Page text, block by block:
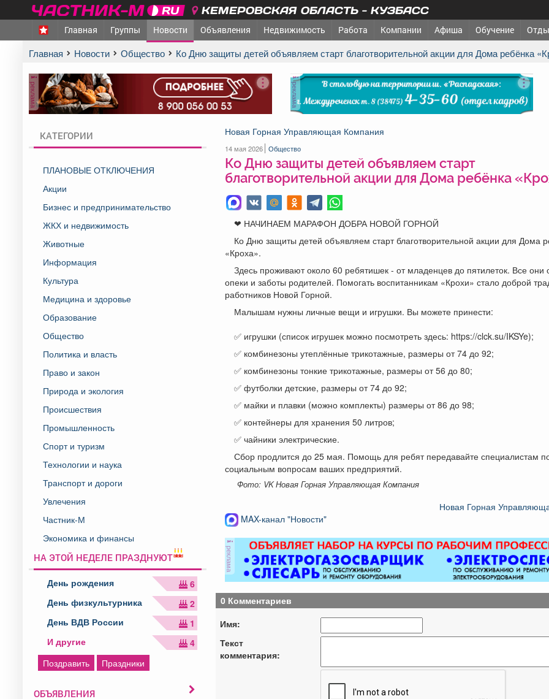
КЕМЕРОВСКАЯ ОБЛАСТЬ - КУЗБАСС
Главная Группы Новости Объявления Недвижимость Работа Компании Афиша Обучение
Главная Новости Общество Ко Дню защиты детей объявляем старт благотворительной акции для Дома ребёнка
реклама реклама
КАТЕГОРИИ
ПЛАНОВЫЕ ОТКЛЮЧЕНИЯ
Акции
Бизнес и предпринимательство
ЖКХ и недвижимость
Животные
Информация
Культура
Медицина и здоровье
Образование
Общество
Политика и власть
Право и закон
Природа и экология
Происшествия
Промышленность
Спорт и туризм
Технологии и наука
Транспорт и дороги
Увлечения
Частник-М
Экономика и финансы
НА ЭТОЙ НЕДЕЛЕ ПРАЗДНУЮТ
День рождения
6
День физкультурника
2
День ВДВ России
1
И другие
4
Поздравить
Праздники
ОБЪЯВЛЕНИЯ
Новая Горная Управляющая Компания
14 мая 2026 Общество
Ко Дню защиты детей объявляем старт
благотворительной акции для Дома ребёнка
❤ НАЧИНАЕМ МАРАФОН ДОБРА НОВОЙ ГОРНОЙ
Ко Дню защиты детей объявляем старт благотворительной акции для Дома
«Кроха».
Здесь проживают около 60 ребятишек - от младенцев до пятилеток. Все они
опеки и заботы родителей. Помогать воспитанникам «Крохи» стало доброй
работников Новой Горной.
Малышам нужны личные вещи и игрушки. Вы можете принести:
✅ игрушки (список игрушек можно посмотреть здесь: https://clck.su/IKSYe);
✅ комбинезоны утеплённые трикотажные, размеры от 74 до 92;
✅ комбинезоны тонкие трикотажные, размеры от 56 до 80;
✅ футболки детские, размеры от 74 до 92;
✅ майки и плавки (можно комплекты) размеры от 86 до 98;
✅ контейнеры для хранения 50 литров;
✅ чайники электрические.
Сбор продлится до 25 мая. Помощь для ребят передавайте специалистам
социальным вопросам ваших предприятий.
Фото: VK Новая Горная Управляющая Компания
Новая Горная
MAX-канал "Новости"
реклама
0 Комментариев
Имя:
Текст
комментария: